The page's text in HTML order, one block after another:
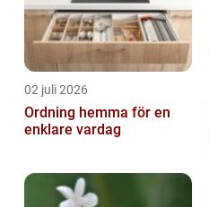
02 juli 2026
Ordning hemma för en
enklare vardag